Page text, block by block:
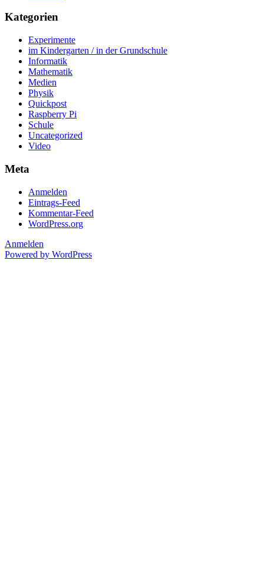
Kategorien
Experimente
im Kindergarten / in der Grundschule
Informatik
Mathematik
Medien
Physik
Quickpost
Raspberry Pi
Schule
Uncategorized
Video
Meta
Anmelden
Eintrags-Feed
Kommentar-Feed
WordPress.org
Anmelden
Powered by WordPress